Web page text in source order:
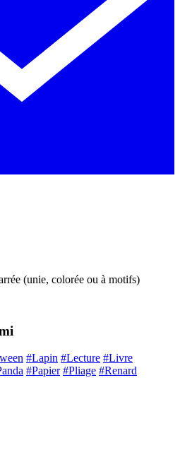
(unie, colorée ou à motifs)
#Lapin #Lecture #Livre
#Papier #Pliage #Renard